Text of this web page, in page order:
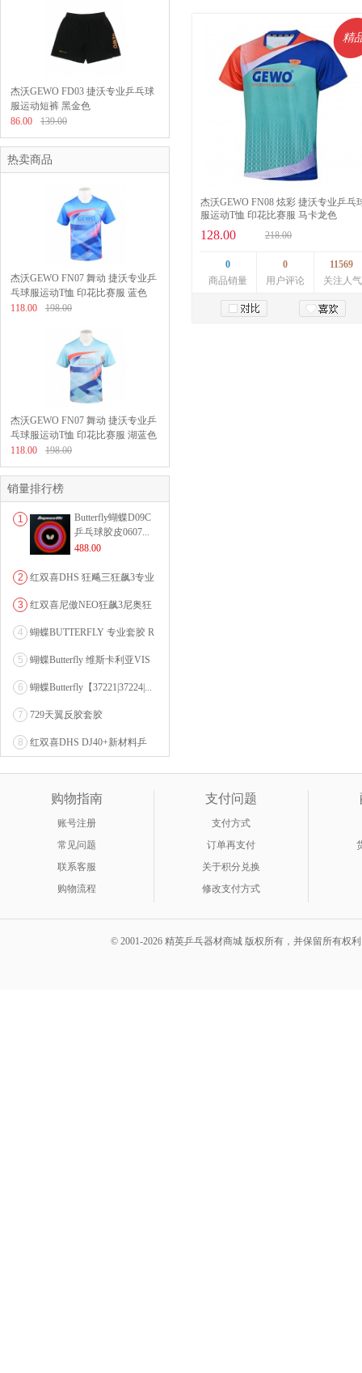
精
杰沃GEWO FN08 炫彩 捷沃专业乒乓
服运动T恤 印花比赛服 马卡龙色
128.00 218.00
0
商品销量
0
用户评论
11569
关注人气
杰沃GEWO FD03 捷沃专业乒乓球
服运动短裤 黑金色
86.00
139.00
热卖商品
杰沃GEWO FN07 舞动 捷沃专业乒
乓球服运动T恤 印花比赛服 蓝色
118.00
198.00
杰沃GEWO FN07 舞动 捷沃专业乒
乓球服运动T恤 印花比赛服 湖蓝色
118.00
198.00
销量排行榜
1
Butterfly蝴蝶D09C
乒乓球胶皮0607...
488.00
2
红双喜DHS 狂飚三狂飙3专业
3
红双喜尼傲NEO狂飙3尼奥狂
4
蝴蝶BUTTERFLY 专业套胶 R
5
蝴蝶Butterfly 维斯卡利亚VIS
6
蝴蝶Butterfly【37221|37224|...
7 729天翼反胶套胶
8
红双喜DHS DJ40+新材料乒
乓球 WTT系列...
购物指南
账号注册
常见问题
联系客服
购物流程
支付问题
支付方式
订单再支付
关于积分兑换
修改支付方式
© 2001-2026 精英乒乓器材商城 版权所有，并保留所有权